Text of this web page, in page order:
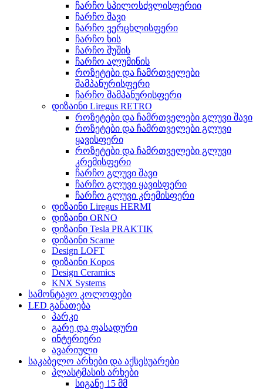
ჩარჩო სპილოსძვლისფერიი
ჩარჩო შავი
ჩარჩო ვერცხლისფერი
ჩარჩო ხის
ჩარჩო შუშის
ჩარჩო ალუმინის
როზეტები და ჩამრთველები
შამპანურისფერი
ჩარჩო შამპანურისფერი
დიზაინი Liregus RETRO
როზეტები და ჩამრთველები გლუვი შავი
როზეტები და ჩამრთველები გლუვი
ყავისფერი
როზეტები და ჩამრთველები გლუვი
კრემისფერი
ჩარჩო გლუვი შავი
ჩარჩო გლუვი ყავისფერი
ჩარჩო გლუვი კრემისფერი
დიზაინი Liregus HERMI
დიზაინი ORNO
დიზაინი Tesla PRAKTIK
დიზაინი Scame
Design LOFT
დიზაინი Kopos
Design Ceramics
KNX Systems
სამონტაჟო კოლოფები
LED განათება
პარკი
გარე და ფასადური
ინტერიერი
ავარიული
საკაბელო არხები და აქსესუარები
პლასტმასის არხები
სიგანე 15 მმ